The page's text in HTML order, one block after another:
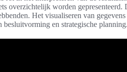
overzichtelijk worden gepresenteerd.
Het visualiseren van
besluitvorming en strategische planning.